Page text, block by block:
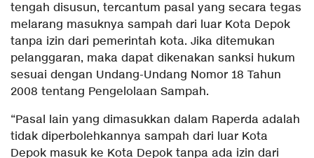
tengah disusun, tercantum pasal yang secara tegas
melarang masuknya sampah dari luar Kota Depok
tanpa izin dari pemerintah kota. Jika ditemukan
pelanggaran, maka dapat dikenakan sanksi hukum
sesuai dengan Undang-Undang Nomor 18 Tahun
2008 tentang Pengelolaan Sampah.
“Pasal lain yang dimasukkan dalam Raperda adalah
tidak diperbolehkannya sampah dari luar Kota
Depok masuk ke Kota Depok tanpa ada izin dari